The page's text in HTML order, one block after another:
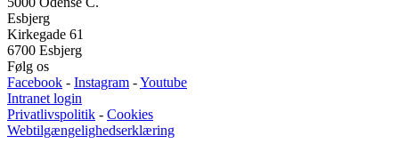
Esbjerg
Kirkegade 61
6700 Esbjerg
Følg os
Facebook - Instagram -Youtube
Intranet login
Privatlivspolitik - Cookies
Webtilgængelighedserklæring